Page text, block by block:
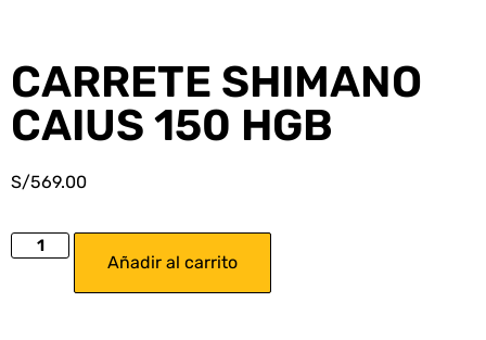
CARRETE SHIMANO
CAIUS 150 HGB
S/569.00
Añadir al carrito